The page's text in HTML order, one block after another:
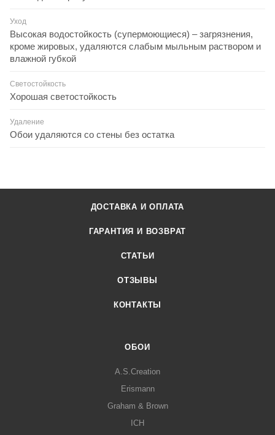
Уход
Высокая водостойкость (супермоющиеся) – загрязнения,
кроме жировых, удаляются слабым мыльным раствором и
влажной губкой
Светостойкость
Хорошая светостойкость
Удаление
Обои удаляются со стены без остатка
ДОСТАВКА И ОПЛАТА
ГАРАНТИЯ И ВОЗВРАТ
СТАТЬИ
ОТЗЫВЫ
КОНТАКТЫ
ОБОИ
A.S.Creation
Erismann
Graham & Brown
ICH